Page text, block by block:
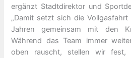
ergänzt Stadtdirektor und
„Damit setzt sich die
Jahren gemeinsam mit den
Während das Team immer
oben rauscht, stellen wir fest,